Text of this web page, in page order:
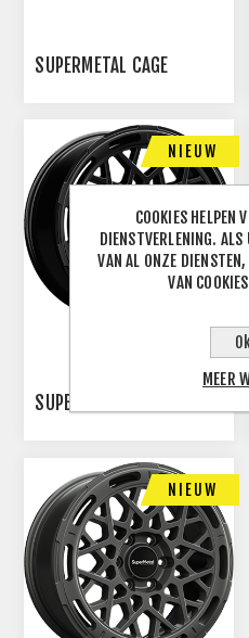
SUPERMETAL CAGE
NIEUW
SUPERMETAL CAGE
NIEUW
COOKIES HELPEN
DIENSTVERLENING.
VAN AL ONZE
VAN
MEER